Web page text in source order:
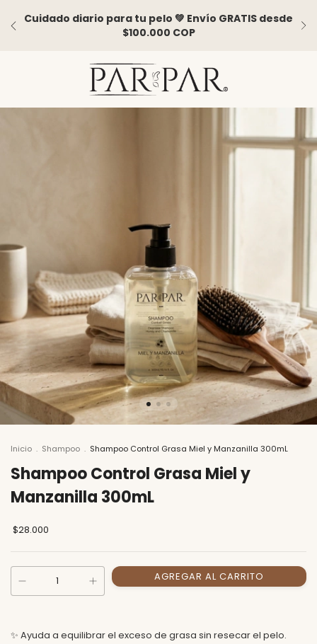
Cuidado diario para tu pelo 💚 Envío GRATIS desde
$100.000 COP
Inicio . Shampoo . Shampoo Control Grasa Miel y Manzanilla 300mL
Shampoo Control Grasa Miel y
Manzanilla 300mL
$28.000
✨ Ayuda a equilibrar el exceso de grasa sin resecar el pelo.